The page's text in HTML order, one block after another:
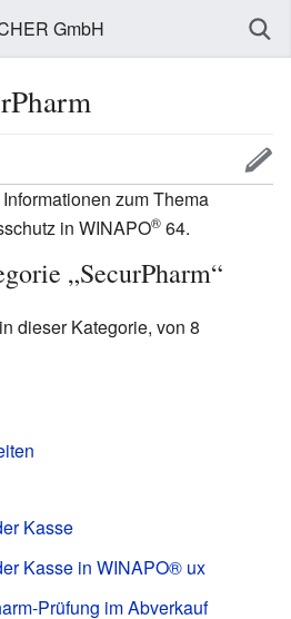
GmbH
zum Thema
in WINAPO® 64.
„SecurPharm“
dieser Kategorie, von 8
Kasse
Kasse in WINAPO® ux
Prüfung im Abverkauf